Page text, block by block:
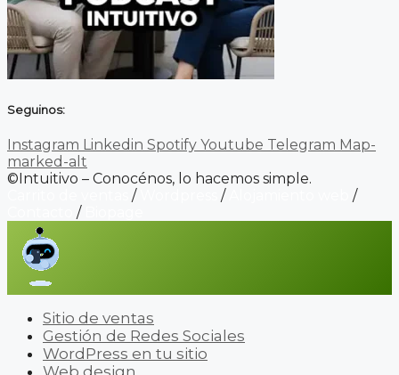
Seguinos:
Instagram Linkedin Spotify Youtube Telegram Map-
marked-alt
©Intuitivo – Conocénos, lo hacemos simple.
/ /
/
/
Sitio de ventas
Gestión de Redes Sociales
WordPress en tu sitio